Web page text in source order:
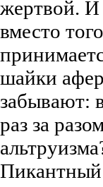
жертвой. И
вместо
шайки
забывают:
раз за
Пикантный